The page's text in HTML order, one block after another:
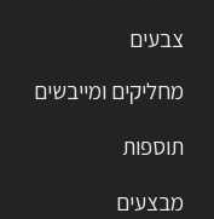
צבעים
מחליקים ומייבשים
תוספות
מבצעים